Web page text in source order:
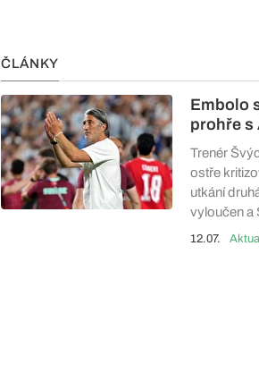
ČLÁNKY
Embolo
prohře
Trenér
ostře
utkání
vyloučen a
12.07.